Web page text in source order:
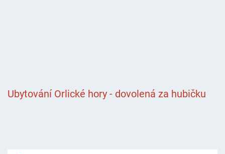
Ubytování Orlické hory - dovolená za hubičku